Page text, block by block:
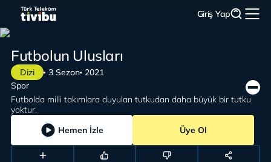
Giriş Yap
Dizi 3 Sezon 2021
Futbolun Ulusları
Futbolda milli takımlara duyulan tutkudan daha büyük bir tutku
yoktur.
Spor
Hemen İzle Üye Ol